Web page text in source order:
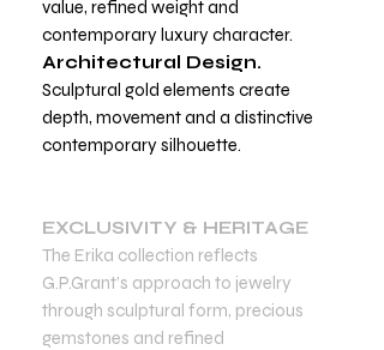
value, refined weight and
contemporary luxury character.
Architectural Design.
Sculptural gold elements create
depth, movement and a distinctive
contemporary silhouette.
EXCLUSIVITY & HERITAGE
The Erika collection reflects
G.P.Grant’s approach to jewelry
through sculptural form, precious
gemstones and refined